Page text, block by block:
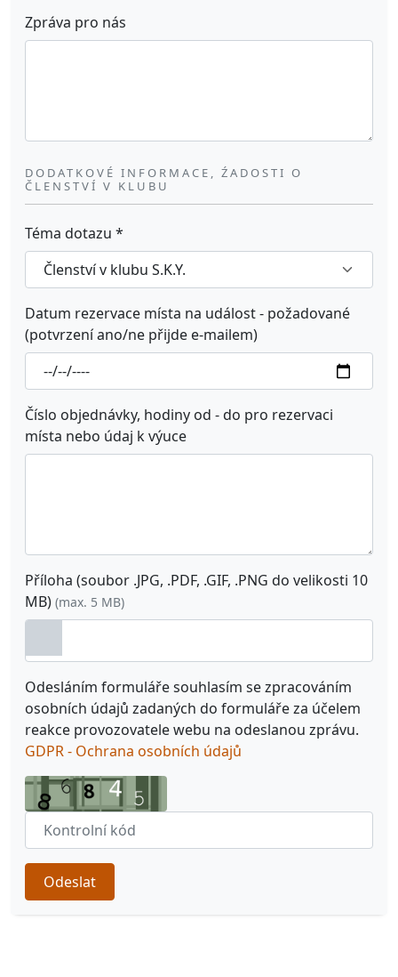
Zpráva pro nás
DODATKOVÉ INFORMACE, ŹADOSTI O
ČLENSTVÍ V KLUBU
Téma dotazu *
Datum rezervace místa na událost - požadované
(potvrzení ano/ne přijde e-mailem)
Číslo objednávky, hodiny od - do pro rezervaci
místa nebo údaj k výuce
Příloha (soubor .JPG, .PDF, .GIF, .PNG do velikosti 10
MB) (max. 5 MB)
Odesláním formuláře souhlasím se zpracováním
osobních údajů zadaných do formuláře za účelem
reakce provozovatele webu na odeslanou zprávu.
GDPR - Ochrana osobních údajů
Odeslat